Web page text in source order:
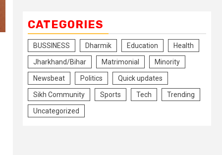
CATEGORIES
BUSSINESS Dharmik Education Health
Jharkhand/Bihar Matrimonial Minority
Newsbeat Politics Quick updates
Sikh Community Sports Tech Trending
Uncategorized